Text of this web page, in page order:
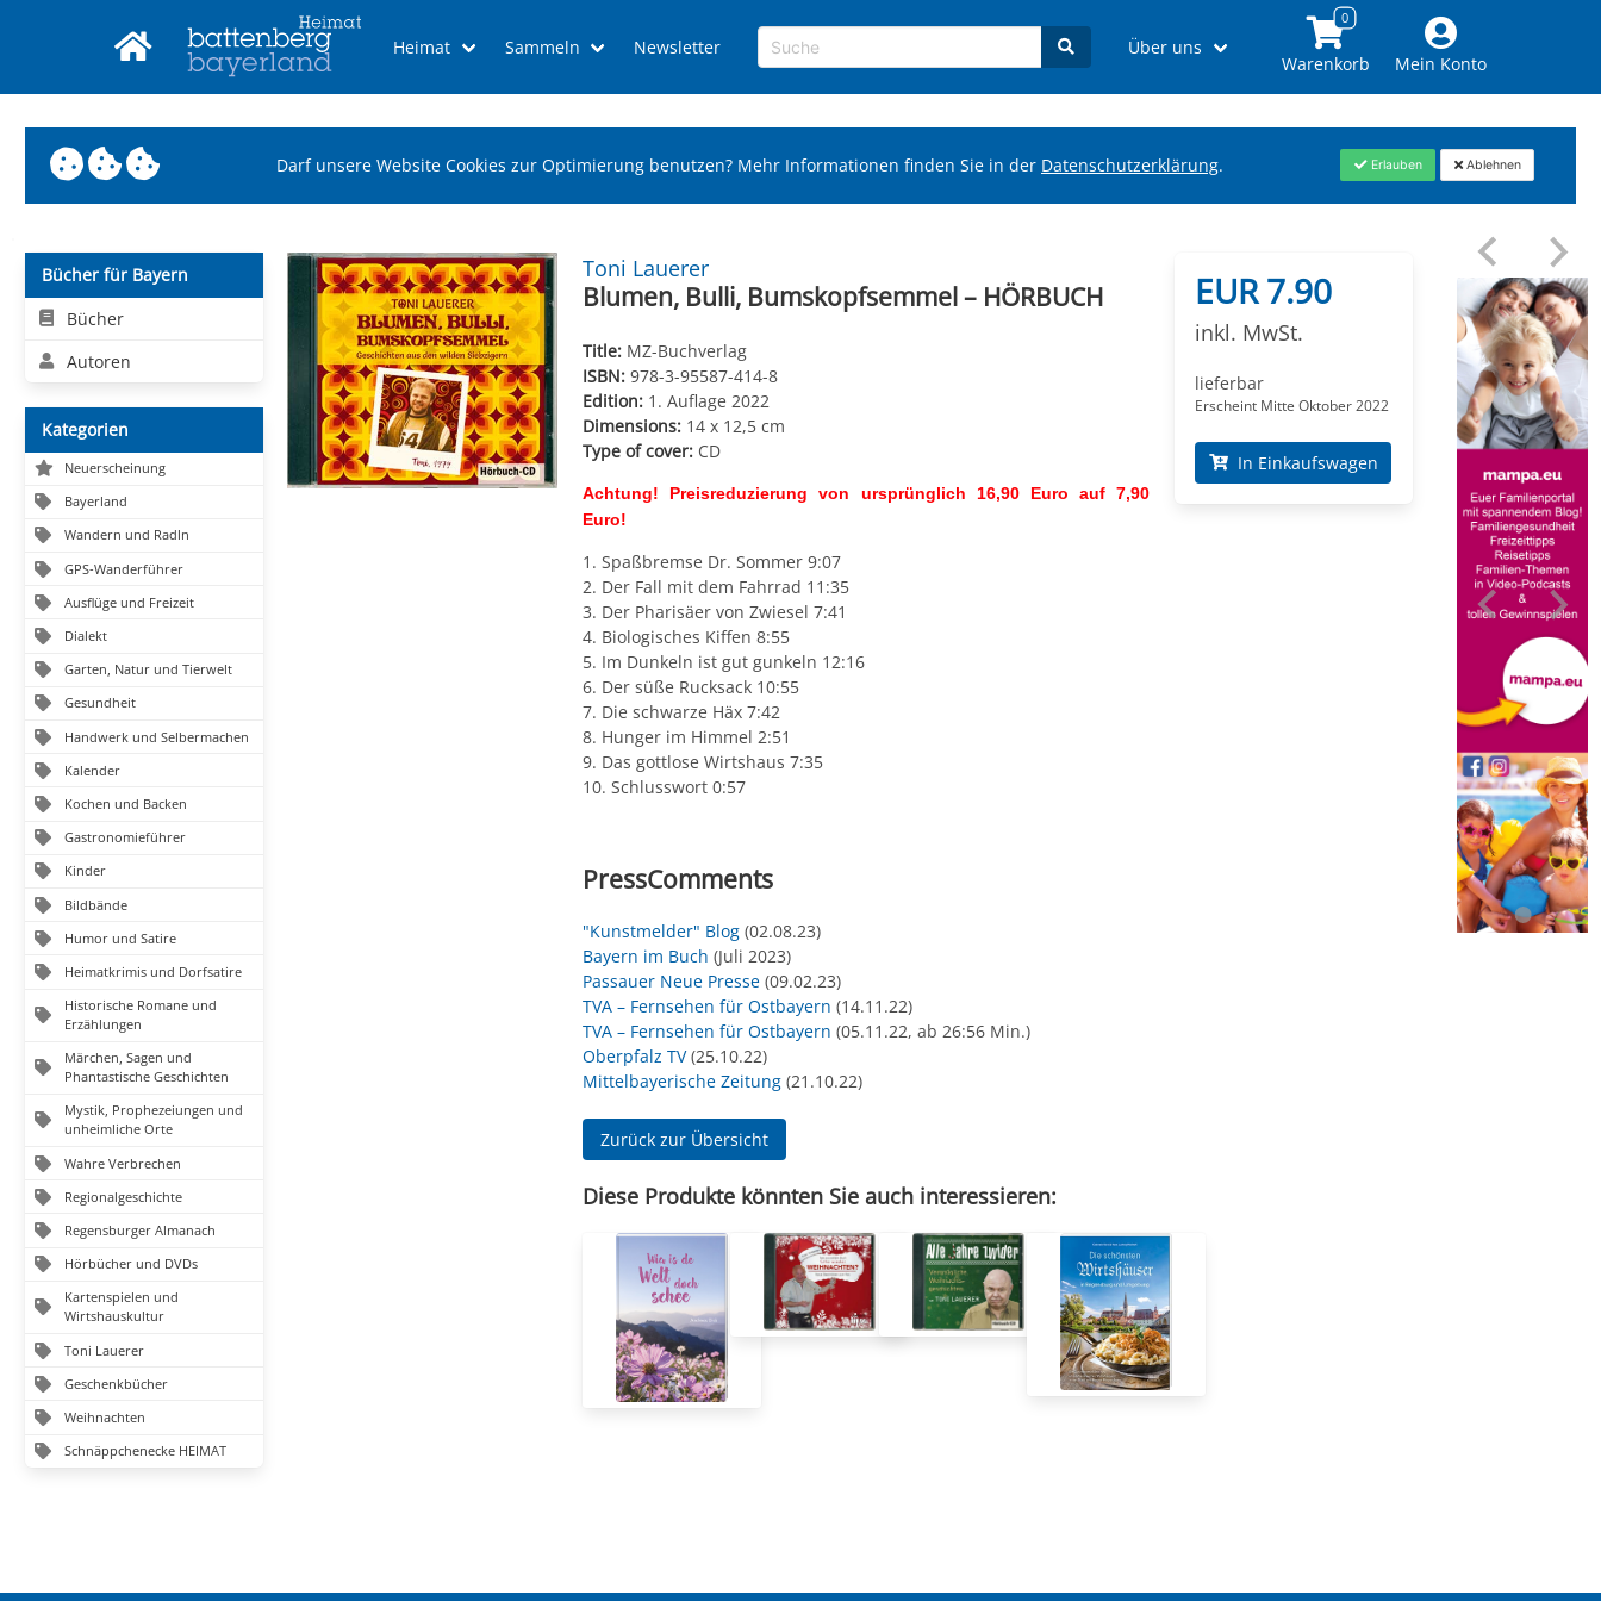
Heimat Sammeln Newsletter Über uns
Warenkorb Mein Konto
Darf unsere Website Cookies zur Optimierung benutzen? Mehr Informationen finden Sie in der Datenschutzerklärung. Erlauben Ablehnen
Bücher für Bayern
Bücher
Autoren
Kategorien
Neuerscheinung
Bayerland
Wandern und Radln
GPS-Wanderführer
Ausflüge und Freizeit
Dialekt
Garten, Natur und Tierwelt
Gesundheit
Handwerk und Selbermachen
Kalender
Kochen und Backen
Gastronomieführer
Kinder
Bildbände
Humor und Satire
Heimatkrimis und Dorfsatire
Historische Romane und
Erzählungen
Märchen, Sagen und
Phantastische Geschichten
Mystik, Prophezeiungen und
unheimliche Orte
Wahre Verbrechen
Regionalgeschichte
Regensburger Almanach
Hörbücher und DVDs
Kartenspielen und
Wirtshauskultur
Toni Lauerer
Geschenkbücher
Weihnachten
Schnäppchenecke HEIMAT
Toni Lauerer
Blumen, Bulli, Bumskopfsemmel – HÖRBUCH
Title: MZ-Buchverlag
ISBN: 978-3-95587-414-8
Edition: 1. Auflage 2022
Dimensions: 14 x 12,5 cm
Type of cover: CD
Achtung! Preisreduzierung von ursprünglich 16,90 Euro auf 7,90
Euro!
1. Spaßbremse Dr. Sommer 9:07
2. Der Fall mit dem Fahrrad 11:35
3. Der Pharisäer von Zwiesel 7:41
4. Biologisches Kiffen 8:55
5. Im Dunkeln ist gut gunkeln 12:16
6. Der süße Rucksack 10:55
7. Die schwarze Häx 7:42
8. Hunger im Himmel 2:51
9. Das gottlose Wirtshaus 7:35
10. Schlusswort 0:57
PressComments
"Kunstmelder" Blog (02.08.23)
Bayern im Buch(Juli 2023)
Passauer Neue Presse (09.02.23)
TVA – Fernsehen für Ostbayern (14.11.22)
TVA – Fernsehen für Ostbayern (05.11.22, ab 26:56 Min.)
Oberpfalz TV(25.10.22)
Mittelbayerische Zeitung (21.10.22)
Zurück zur Übersicht
Diese Produkte könnten Sie auch interessieren:
EUR 7.90
inkl. MwSt.
lieferbar
Erscheint Mitte Oktober 2022
In Einkaufswagen